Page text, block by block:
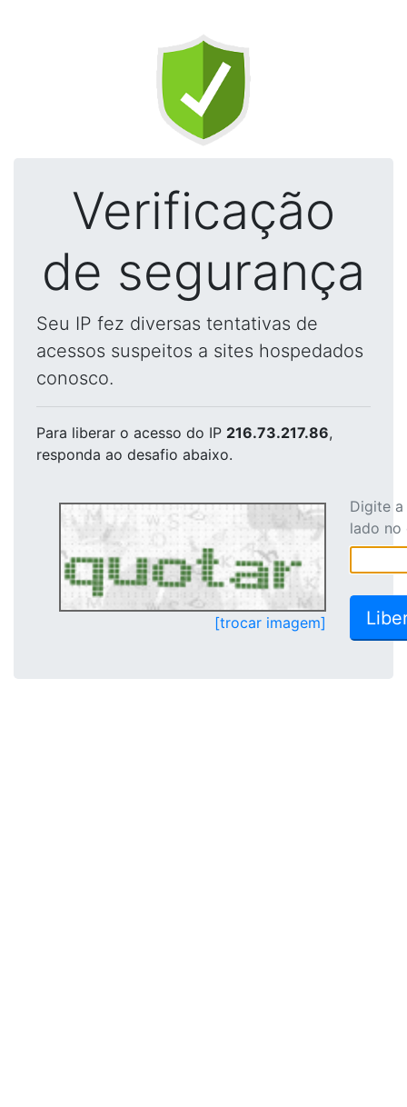
Verificação
de segurança
Seu IP fez diversas tentativas de
acessos suspeitos a sites hospedados
conosco.
Para liberar o acesso do IP 216.73.217.86,
responda ao desafio abaixo.
[trocar imagem]
Digite
lado no